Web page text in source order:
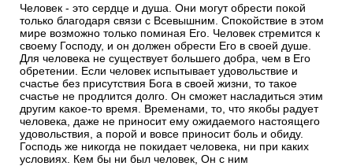
Человек - это сердце и душа. Они могут обрести покой
только благодаря связи с Всевышним. Спокойствие в этом
мире возможно только поминая Его. Человек стремится к
своему Господу, и он должен обрести Его в своей душе.
Для человека не существует большего добра, чем в Его
обретении. Если человек испытывает удовольствие и
счастье без присутствия Бога в своей жизни, то такое
счастье не продлится долго. Он сможет насладиться этим
другим какое-то время. Временами, то, что якобы радует
человека, даже не приносит ему ожидаемого настоящего
удовольствия, а порой и вовсе приносит боль и обиду.
Господь же никогда не покидает человека, ни при каких
условиях. Кем бы ни был человек, Он с ним